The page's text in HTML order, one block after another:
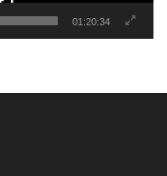
01:20:34